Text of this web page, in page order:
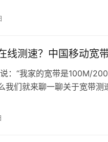
线测速？中国移动宽
：“我家的宽带是100M/
我们就来聊一聊关于宽带